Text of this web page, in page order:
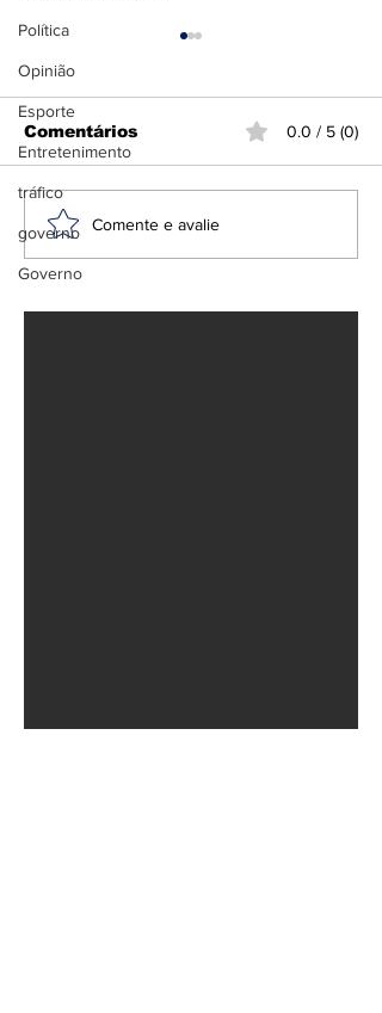
Política
Opinião
Esporte
Entretenimento
tráfico
governo
Governo
PF e Ibama
Fortuna contra
Comentários 0.0 / 5 (0)
Comente e avalie